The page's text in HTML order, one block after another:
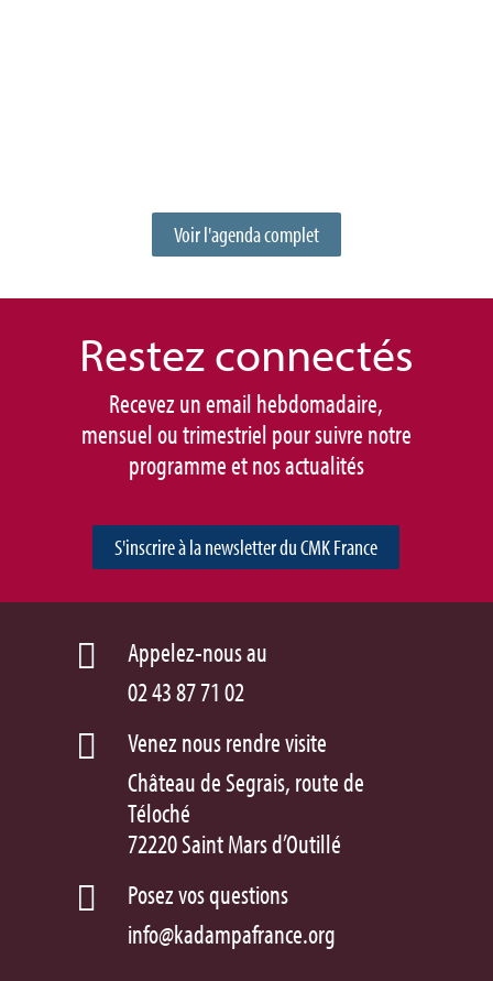
Voir l'agenda complet
Restez connectés
Recevez un email hebdomadaire,
mensuel ou trimestriel pour suivre notre
programme et nos actualités
S'inscrire à la newsletter du CMK France

Appelez-nous au
02 43 87 71 02

Venez nous rendre visite
Château de Segrais, route de
Téloché
72220 Saint Mars d’Outillé

Posez vos questions
info@kadampafrance.org